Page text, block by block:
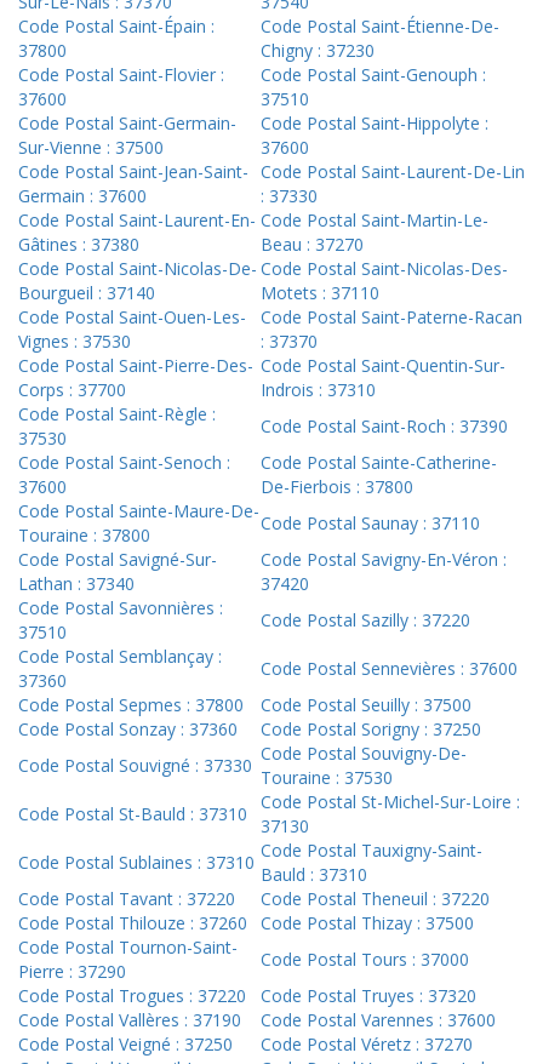
Code Postal Saint-Épain :
37800
Code Postal Saint-Étienne-De-
Chigny : 37230
Code Postal Saint-Flovier :
37600
Code Postal Saint-Genouph :
37510
Code Postal Saint-Germain-
Sur-Vienne : 37500
Code Postal Saint-Hippolyte :
37600
Code Postal Saint-Jean-Saint-
Germain : 37600
Code Postal Saint-Laurent-De-Lin
: 37330
Code Postal Saint-Laurent-En-
Gâtines : 37380
Code Postal Saint-Martin-Le-
Beau : 37270
Code Postal Saint-Nicolas-De-
Bourgueil : 37140
Code Postal Saint-Nicolas-Des-
Motets : 37110
Code Postal Saint-Ouen-Les-
Vignes : 37530
Code Postal Saint-Paterne-Racan
: 37370
Code Postal Saint-Pierre-Des-
Corps : 37700
Code Postal Saint-Quentin-Sur-
Indrois : 37310
Code Postal Saint-Règle :
37530
Code Postal Saint-Roch : 37390
Code Postal Saint-Senoch :
37600
Code Postal Sainte-Catherine-
De-Fierbois : 37800
Code Postal Sainte-Maure-De-
Touraine : 37800
Code Postal Saunay : 37110
Code Postal Savigné-Sur-
Lathan : 37340
Code Postal Savigny-En-Véron :
37420
Code Postal Savonnières :
37510
Code Postal Sazilly : 37220
Code Postal Semblançay :
37360
Code Postal Sennevières : 37600
Code Postal Sepmes : 37800
Code Postal Seuilly : 37500
Code Postal Sonzay : 37360
Code Postal Sorigny : 37250
Code Postal Souvigné : 37330
Code Postal Souvigny-De-
Touraine : 37530
Code Postal St-Bauld : 37310
Code Postal St-Michel-Sur-Loire :
37130
Code Postal Sublaines : 37310
Code Postal Tauxigny-Saint-
Bauld : 37310
Code Postal Tavant : 37220
Code Postal Theneuil : 37220
Code Postal Thilouze : 37260
Code Postal Thizay : 37500
Code Postal Tournon-Saint-
Pierre : 37290
Code Postal Tours : 37000
Code Postal Trogues : 37220
Code Postal Truyes : 37320
Code Postal Vallères : 37190
Code Postal Varennes : 37600
Code Postal Veigné : 37250
Code Postal Véretz : 37270